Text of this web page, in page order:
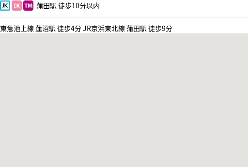
蒲田駅 徒歩10分以内
東急池上線 蓮沼駅 徒歩4分 JR京浜東北線 蒲田駅 徒歩9分